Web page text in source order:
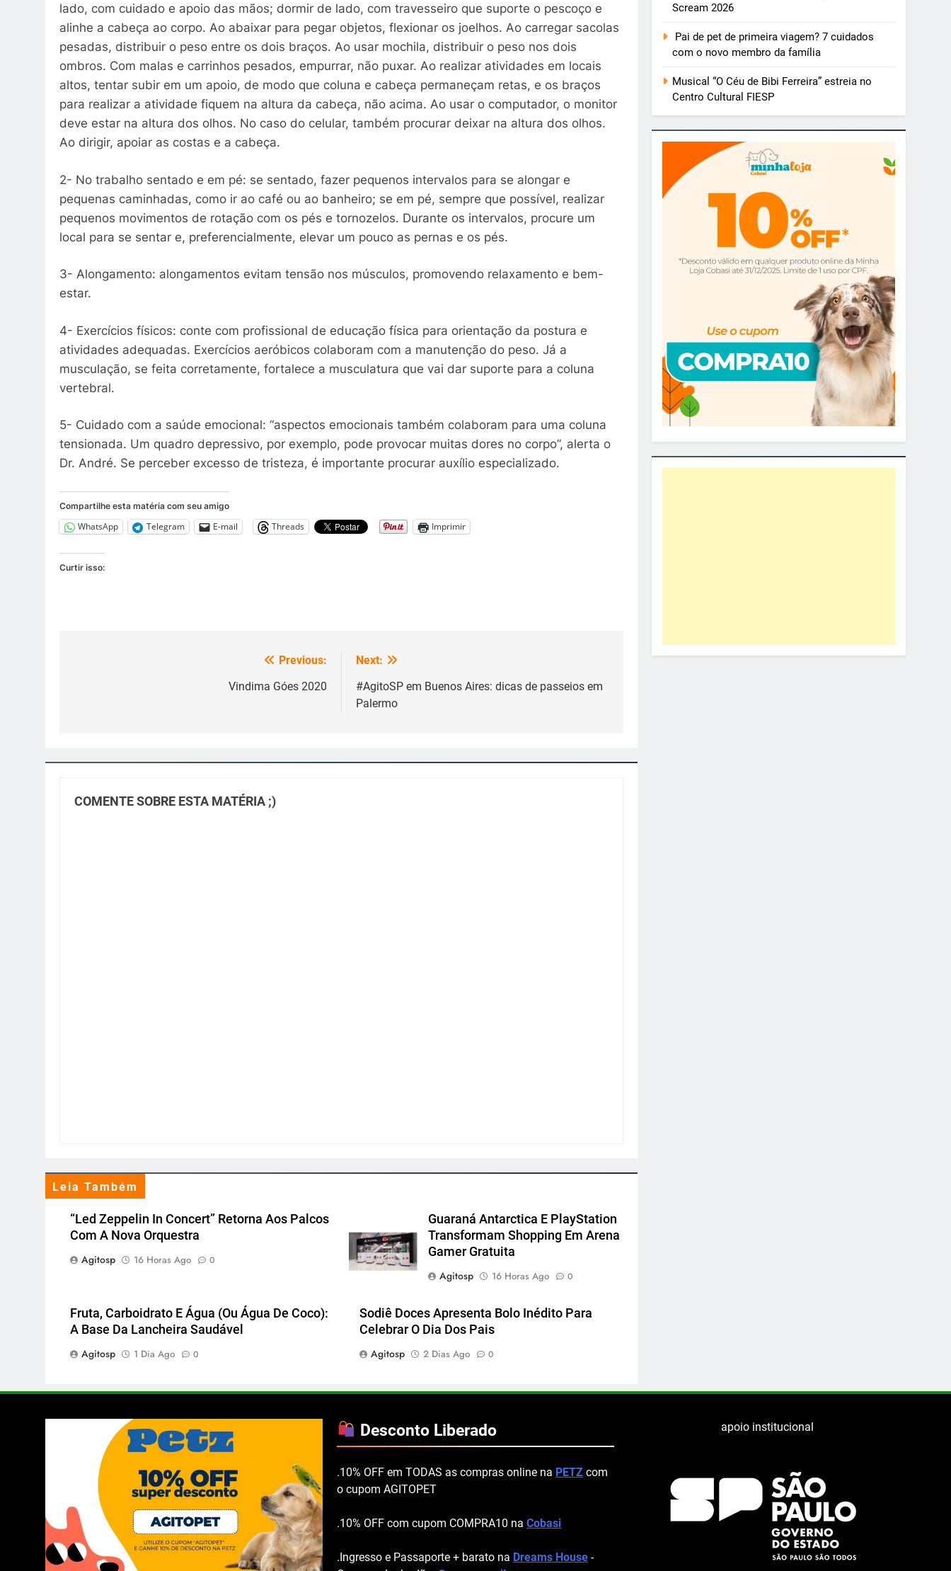
lado, com cuidado e apoio das mãos; dormir de lado, com travesseiro que suporte o pescoço e
alinhe a cabeça ao corpo. Ao abaixar para pegar objetos, flexionar os joelhos. Ao carregar sacolas
pesadas, distribuir o peso entre os dois braços. Ao usar mochila, distribuir o peso nos dois
ombros. Com malas e carrinhos pesados, empurrar, não puxar. Ao realizar atividades em locais
altos, tentar subir em um apoio, de modo que coluna e cabeça permaneçam retas, e os braços
para realizar a atividade fiquem na altura da cabeça, não acima. Ao usar o computador, o monitor
deve estar na altura dos olhos. No caso do celular, também procurar deixar na altura dos olhos.
Ao dirigir, apoiar as costas e a cabeça.
2- No trabalho sentado e em pé: se sentado, fazer pequenos intervalos para se alongar e
pequenas caminhadas, como ir ao café ou ao banheiro; se em pé, sempre que possível, realizar
pequenos movimentos de rotação com os pés e tornozelos. Durante os intervalos, procure um
local para se sentar e, preferencialmente, elevar um pouco as pernas e os pés.
3- Alongamento: alongamentos evitam tensão nos músculos, promovendo relaxamento e bem-
estar.
4- Exercícios físicos: conte com profissional de educação física para orientação da postura e
atividades adequadas. Exercícios aeróbicos colaboram com a manutenção do peso. Já a
musculação, se feita corretamente, fortalece a musculatura que vai dar suporte para a coluna
vertebral.
5- Cuidado com a saúde emocional: “aspectos emocionais também colaboram para uma coluna
tensionada. Um quadro depressivo, por exemplo, pode provocar muitas dores no corpo”, alerta o
Dr. André. Se perceber excesso de tristeza, é importante procurar auxílio especializado.
Compartilhe esta matéria com seu amigo
WhatsApp Telegram E-mail Threads Imprimir
Curtir isso:
Previous:
Vindima Góes 2020
Next:
#AgitoSP em Buenos Aires: dicas de passeios em
Palermo
COMENTE SOBRE ESTA MATÉRIA ;)
Leia Também
“Led Zeppelin In Concert” Retorna Aos Palcos
Com A Nova Orquestra
Agitosp
16 Horas Ago 0
Guaraná Antarctica E PlayStation
Transformam Shopping Em Arena
Gamer Gratuita
Agitosp
16 Horas Ago 0
Fruta, Carboidrato E Água (ou Água De Coco):
A Base Da Lancheira Saudável
Agitosp
1 Dia Ago 0
Sodiê Doces Apresenta Bolo Inédito Para
Celebrar O Dia Dos Pais
Agitosp
2 Dias Ago 0
Scream 2026
Pai de pet de primeira viagem? 7 cuidados
com o novo membro da família
Musical “O Céu de Bibi Ferreira” estreia no
Centro Cultural FIESP
Desconto Liberado
.10% OFF em TODAS as compras online na PETZ com
o cupom AGITOPET
.10% OFF com cupom COMPRA10 na Cobasi
.Ingresso e Passaporte + barato na Dreams House -
apoio institucional